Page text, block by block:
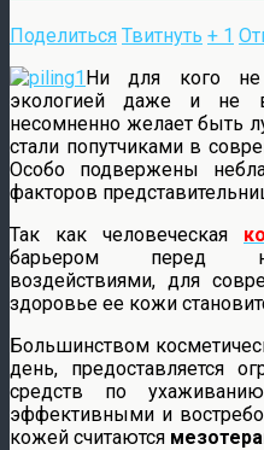
Поделиться Твитнуть + 1
Ни для кого не
экологией даже и не
несомненно желает быть
стали попутчиками в
Особо подвержены
факторов
Так как человеческая
барьером перед
воздействиями, для
здоровье ее кожи
Большинством
день, предоставляется
средств по
эффективными и
кожей считаются